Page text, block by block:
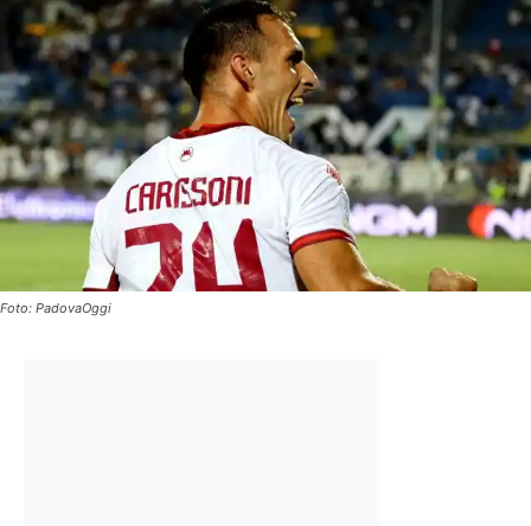
Foto: PadovaOggi